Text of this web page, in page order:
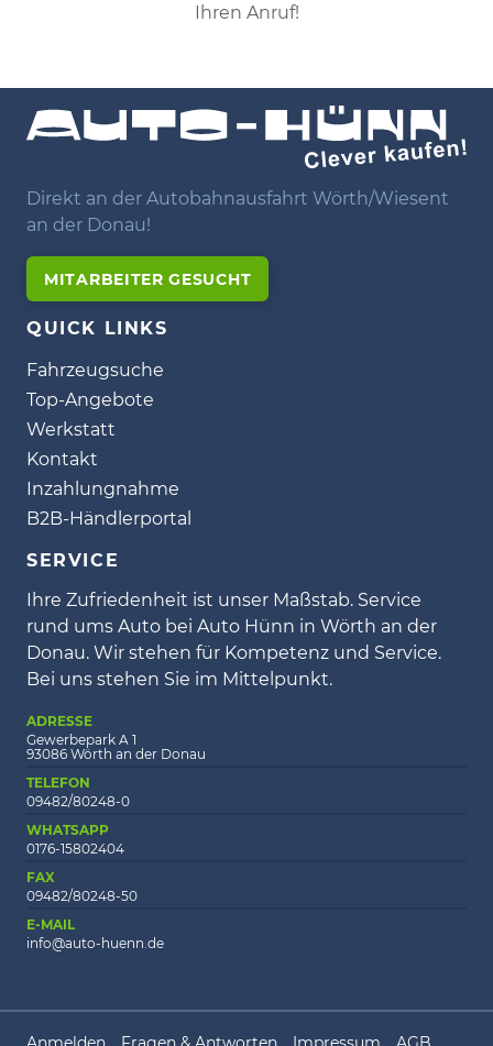
Ihren Anruf!
Direkt an der Autobahnausfahrt Wörth/Wiesent
an der Donau!
MITARBEITER GESUCHT
QUICK LINKS
Fahrzeugsuche
Top-Angebote
Werkstatt
Kontakt
Inzahlungnahme
B2B-Händlerportal
SERVICE
Ihre Zufriedenheit ist unser Maßstab. Service
rund ums Auto bei Auto Hünn in Wörth an der
Donau. Wir stehen für Kompetenz und Service.
Bei uns stehen Sie im Mittelpunkt.
ADRESSE
Gewerbepark A 1
93086 Wörth an der Donau
TELEFON
09482/80248-0
WHATSAPP
0176-15802404
FAX
09482/80248-50
E-MAIL
info@auto-huenn.de